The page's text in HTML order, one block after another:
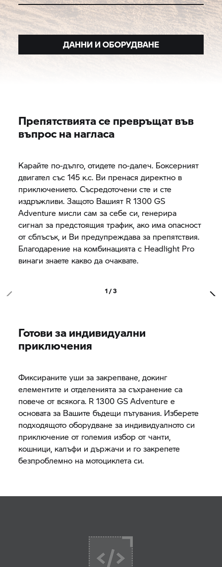
ДАННИ И ОБОРУДВАНЕ
Препятствията се превръщат във
въпрос на нагласа
Карайте по-дълго, отидете по-далеч. Боксерният
двигател със 145 к.с. Ви пренася директно в
приключението. Съсредоточени сте и сте
издръжливи. Защото Вашият R 1300 GS
Adventure мисли сам за себе си, генерира
сигнал за предстоящия трафик, ако има опасност
от сблъсък, и Ви предупреждава за препятствия.
Благодарение на комбинацията с Headlight Pro
винаги знаете какво да очаквате.
1 / 3
Готови за индивидуални
приключения
Фиксираните уши за закрепване, докинг
елементите и отделенията за съхранение са
повече от всякога. R 1300 GS Adventure е
основата за Вашите бъдещи пътувания. Изберете
подходящото оборудване за индивидуалното си
приключение от големия избор от чанти,
кошници, калъфи и държачи и го закрепете
безпроблемно на мотоциклета си.